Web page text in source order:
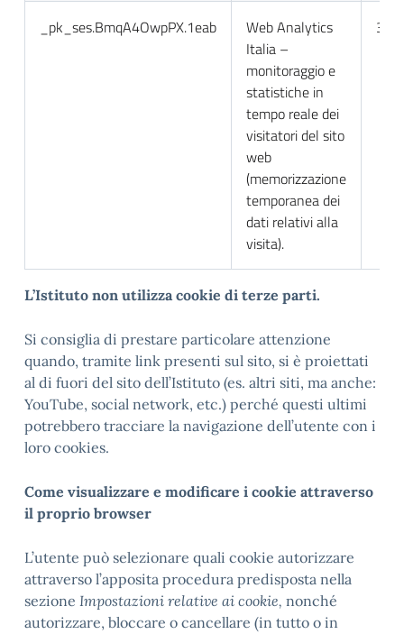
_pk_ses.BmqA4OwpPX.1eab
Web Analytics
Italia –
monitoraggio e
statistiche in
tempo reale dei
visitatori del sito
web
(memorizzazione
temporanea dei
dati relativi alla
visita).
30
L’Istituto non utilizza cookie di terze parti.
Si consiglia di prestare particolare attenzione
quando, tramite link presenti sul sito, si è proiettati
al di fuori del sito dell’Istituto (es. altri siti, ma anche:
YouTube, social network, etc.) perché questi ultimi
potrebbero tracciare la navigazione dell’utente con i
loro cookies.
Come visualizzare e modificare i cookie attraverso
il proprio browser
L’utente può selezionare quali cookie autorizzare
attraverso l’apposita procedura predisposta nella
sezione Impostazioni relative ai cookie, nonché
autorizzare, bloccare o cancellare (in tutto o in